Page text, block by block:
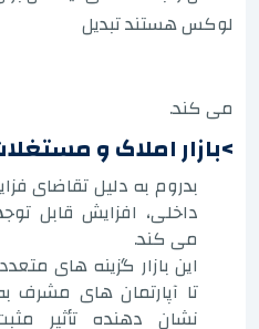
لوکس هستند تبدیل
می کند.
>بازار املاک و
بدروم به دلیل تقاضای
داخلی، افزایش قابل
می کند.
این بازار گزینه های
تا آپارتمان های مشرف
نشان دهنده تأثیر